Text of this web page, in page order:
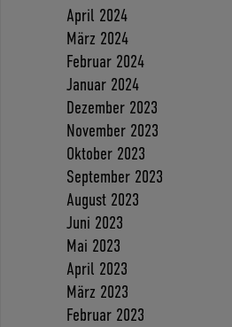
April 2024
März 2024
Februar 2024
Januar 2024
Dezember 2023
November 2023
Oktober 2023
September 2023
August 2023
Juni 2023
Mai 2023
April 2023
März 2023
Februar 2023